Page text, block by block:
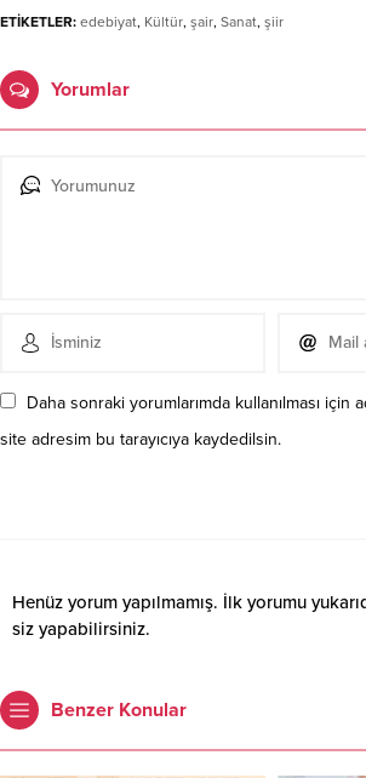
ETİKETLER: edebiyat, Kültür, şair, Sanat, şiir
Yorumlar
Daha sonraki yorumlarımda kullanılması için
site adresim bu tarayıcıya kaydedilsin.
Henüz yorum yapılmamış. İlk yorumu
siz yapabilirsiniz.
Benzer Konular